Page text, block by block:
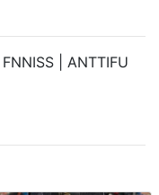
| ANTTIFU